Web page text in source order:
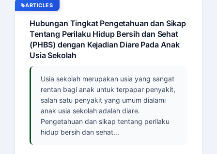
ARTICLES
Hubungan Tingkat Pengetahuan dan Sikap
Tentang Perilaku Hidup Bersih dan Sehat
(PHBS) dengan Kejadian Diare Pada Anak
Usia Sekolah
Usia sekolah merupakan usia yang sangat
rentan bagi anak untuk terpapar penyakit,
salah satu penyakit yang umum dialami
anak usia sekolah adalah diare.
Pengetahuan dan sikap tentang perilaku
hidup bersih dan sehat...